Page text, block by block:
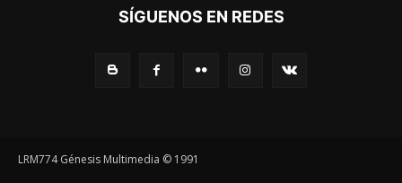
SÍGUENOS EN REDES
LRM774 Génesis Multimedia © 1991